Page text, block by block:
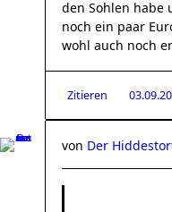
den Sohlen habe
noch ein paar
wohl auch noch
Zitieren
von Der